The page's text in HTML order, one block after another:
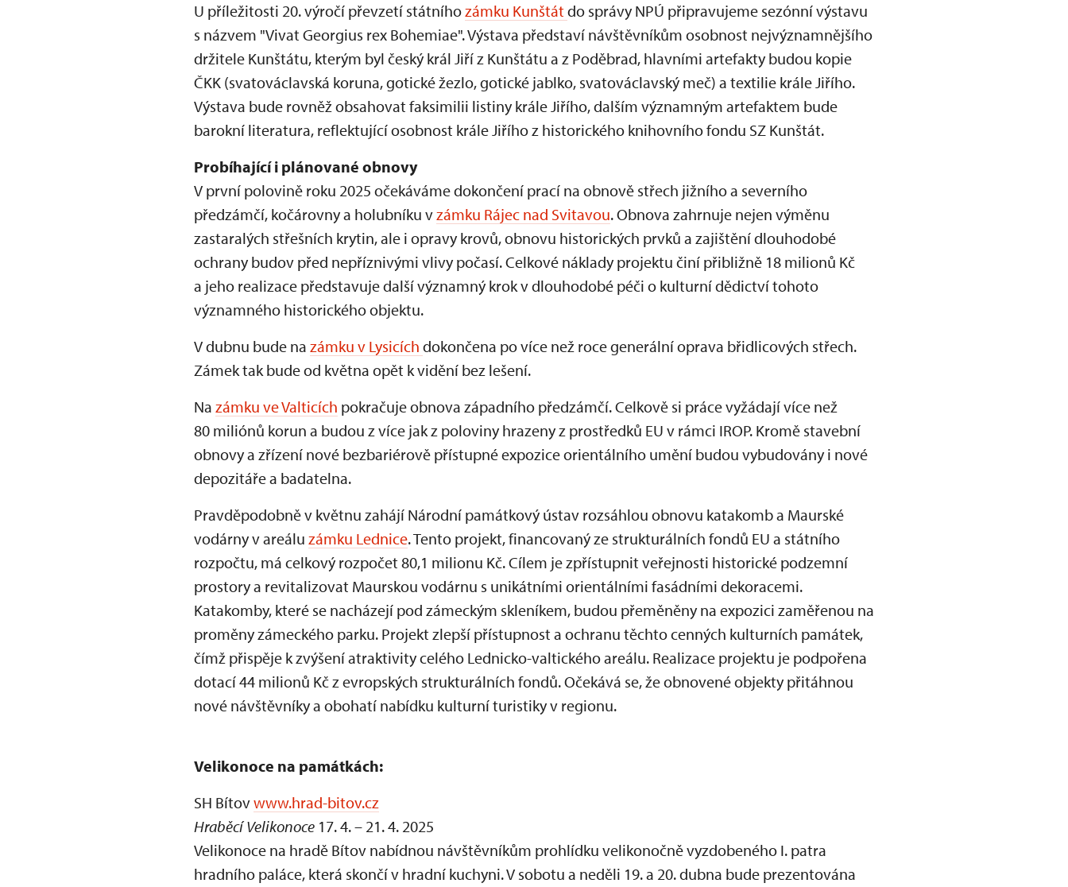
U příležitosti 20. výročí převzetí státníhozámku Kunštátdo správy NPÚ připravujeme sezónní výstavu
s názvem "Vivat Georgius rex Bohemiae". Výstava představí návštěvníkům osobnost nejvýznamnějšího
držitele Kunštátu, kterým byl český král Jiří z Kunštátu a z Poděbrad, hlavními artefakty budou kopie
ČKK (svatováclavská koruna, gotické žezlo, gotické jablko, svatováclavský meč) a textilie krále Jiřího.
Výstava bude rovněž obsahovat faksimilii listiny krále Jiřího, dalším významným artefaktem bude
barokní literatura, reflektující osobnost krále Jiřího z historického knihovního fondu SZ Kunštát.
Probíhající i plánované obnovy
V první polovině roku 2025 očekáváme dokončení prací na obnově střech jižního a severního
předzámčí, kočárovny a holubníku vzámku Rájec nad Svitavou. Obnova zahrnuje nejen výměnu
zastaralých střešních krytin, ale i opravy krovů, obnovu historických prvků a zajištění dlouhodobé
ochrany budov před nepříznivými vlivy počasí. Celkové náklady projektu činí přibližně 18 milionů Kč
a jeho realizace představuje další významný krok v dlouhodobé péči o kulturní dědictví tohoto
významného historického objektu.
V dubnu bude na zámku v Lysicích dokončena po více než roce generální oprava břidlicových střech.
Zámek tak bude od května opět k vidění bez lešení.
Na zámku ve Valticích pokračuje obnova západního předzámčí. Celkově si práce vyžádají více než
80 miliónů korun a budou z více jak z poloviny hrazeny z prostředků EU v rámci IROP. Kromě stavební
obnovy a zřízení nové bezbariérově přístupné expozice orientálního umění budou vybudovány i nové
depozitáře a badatelna.
Pravděpodobně v květnu zahájí Národní památkový ústav rozsáhlou obnovu katakomb a Maurské
vodárny v areálu zámku Lednice. Tento projekt, financovaný ze strukturálních fondů EU a státního
rozpočtu, má celkový rozpočet 80,1 milionu Kč. Cílem je zpřístupnit veřejnosti historické podzemní
prostory a revitalizovat Maurskou vodárnu s unikátními orientálními fasádními dekoracemi.
Katakomby, které se nacházejí pod zámeckým skleníkem, budou přeměněny na expozici zaměřenou na
proměny zámeckého parku. Projekt zlepší přístupnost a ochranu těchto cenných kulturních památek,
čímž přispěje k zvýšení atraktivity celého Lednicko-valtického areálu. Realizace projektu je podpořena
dotací 44 milionů Kč z evropských strukturálních fondů. Očekává se, že obnovené objekty přitáhnou
nové návštěvníky a obohatí nabídku kulturní turistiky v regionu.
Velikonoce na památkách:
SH Bítovwww.hrad-bitov.cz
Hraběcí Velikonoce 17. 4. – 21. 4. 2025
Velikonoce na hradě Bítov nabídnou návštěvníkům prohlídku velikonočně vyzdobeného I. patra
hradního paláce, která skončí v hradní kuchyni. V sobotu a neděli 19. a 20. dubna bude prezentována